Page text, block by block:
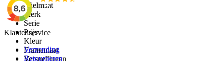
Wielmaat
Merk
Serie
Prijs
Kleur
Framemaat
Versnellingen
Klantenservice
Verzending
Retourneren